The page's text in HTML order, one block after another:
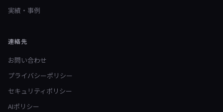
実績・事例
連絡先
お問い合わせ
プライバシーポリシー
セキュリティポリシー
AIポリシー